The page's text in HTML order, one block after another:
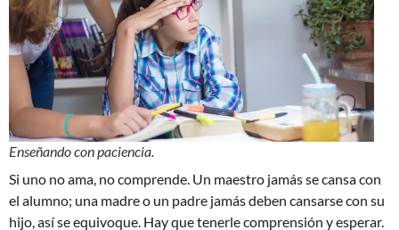
Enseñando con paciencia.
Si uno no ama, no comprende. Un maestro jamás se cansa con
el alumno; una madre o un padre jamás deben cansarse con su
hijo, así se equivoque. Hay que tenerle comprensión y esperar.